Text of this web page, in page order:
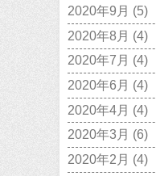
2020年9月 (5)
2020年8月 (4)
2020年7月 (4)
2020年6月 (4)
2020年4月 (4)
2020年3月 (6)
2020年2月 (4)